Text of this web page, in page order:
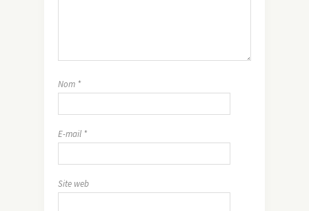
Nom *
E-mail *
Site web